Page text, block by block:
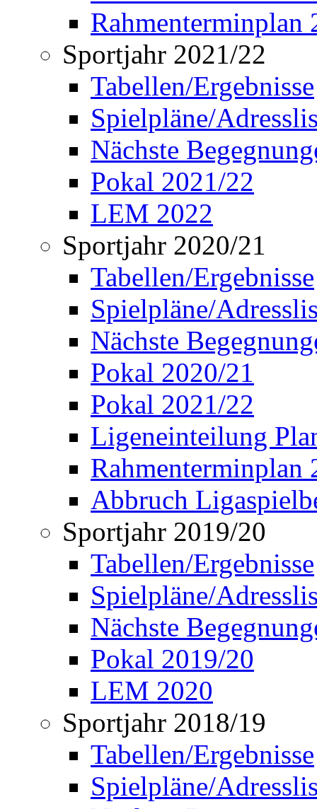
Rahmenterminplan
Sportjahr 2021/22
Tabellen/Ergebnisse
Spielpläne/
Nächste
Pokal 2021/22
LEM 2022
Sportjahr 2020/21
Tabellen/Ergebnisse
Spielpläne/
Nächste
Pokal 2020/21
Pokal 2021/22
Ligeneinteilung
Rahmenterminplan
Abbruch
Sportjahr 2019/20
Tabellen/Ergebnisse
Spielpläne/
Nächste
Pokal 2019/20
LEM 2020
Sportjahr 2018/19
Tabellen/Ergebnisse
Spielpläne/